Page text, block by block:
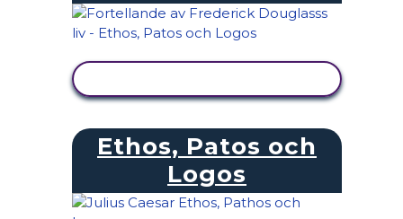
Ethos, Patos och
Logos